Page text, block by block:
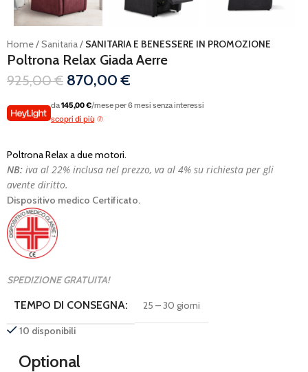
Home Sanitaria SANITARIA E BENESSERE IN PROMOZIONE
Poltrona Relax Giada Aerre
925,00€ 870,00€
da145,00 €/mese per 6 mesi senza interessi
scopri di più
Poltrona Relax a due motori.
NB: iva al 22% inclusa nel prezzo, va al 4% su richiesta per gli
avente diritto.
Dispositivo medico Certificato.
SPEDIZIONE GRATUITA!
TEMPO DI CONSEGNA: 25 – 30 giorni
10 disponibili
Optional